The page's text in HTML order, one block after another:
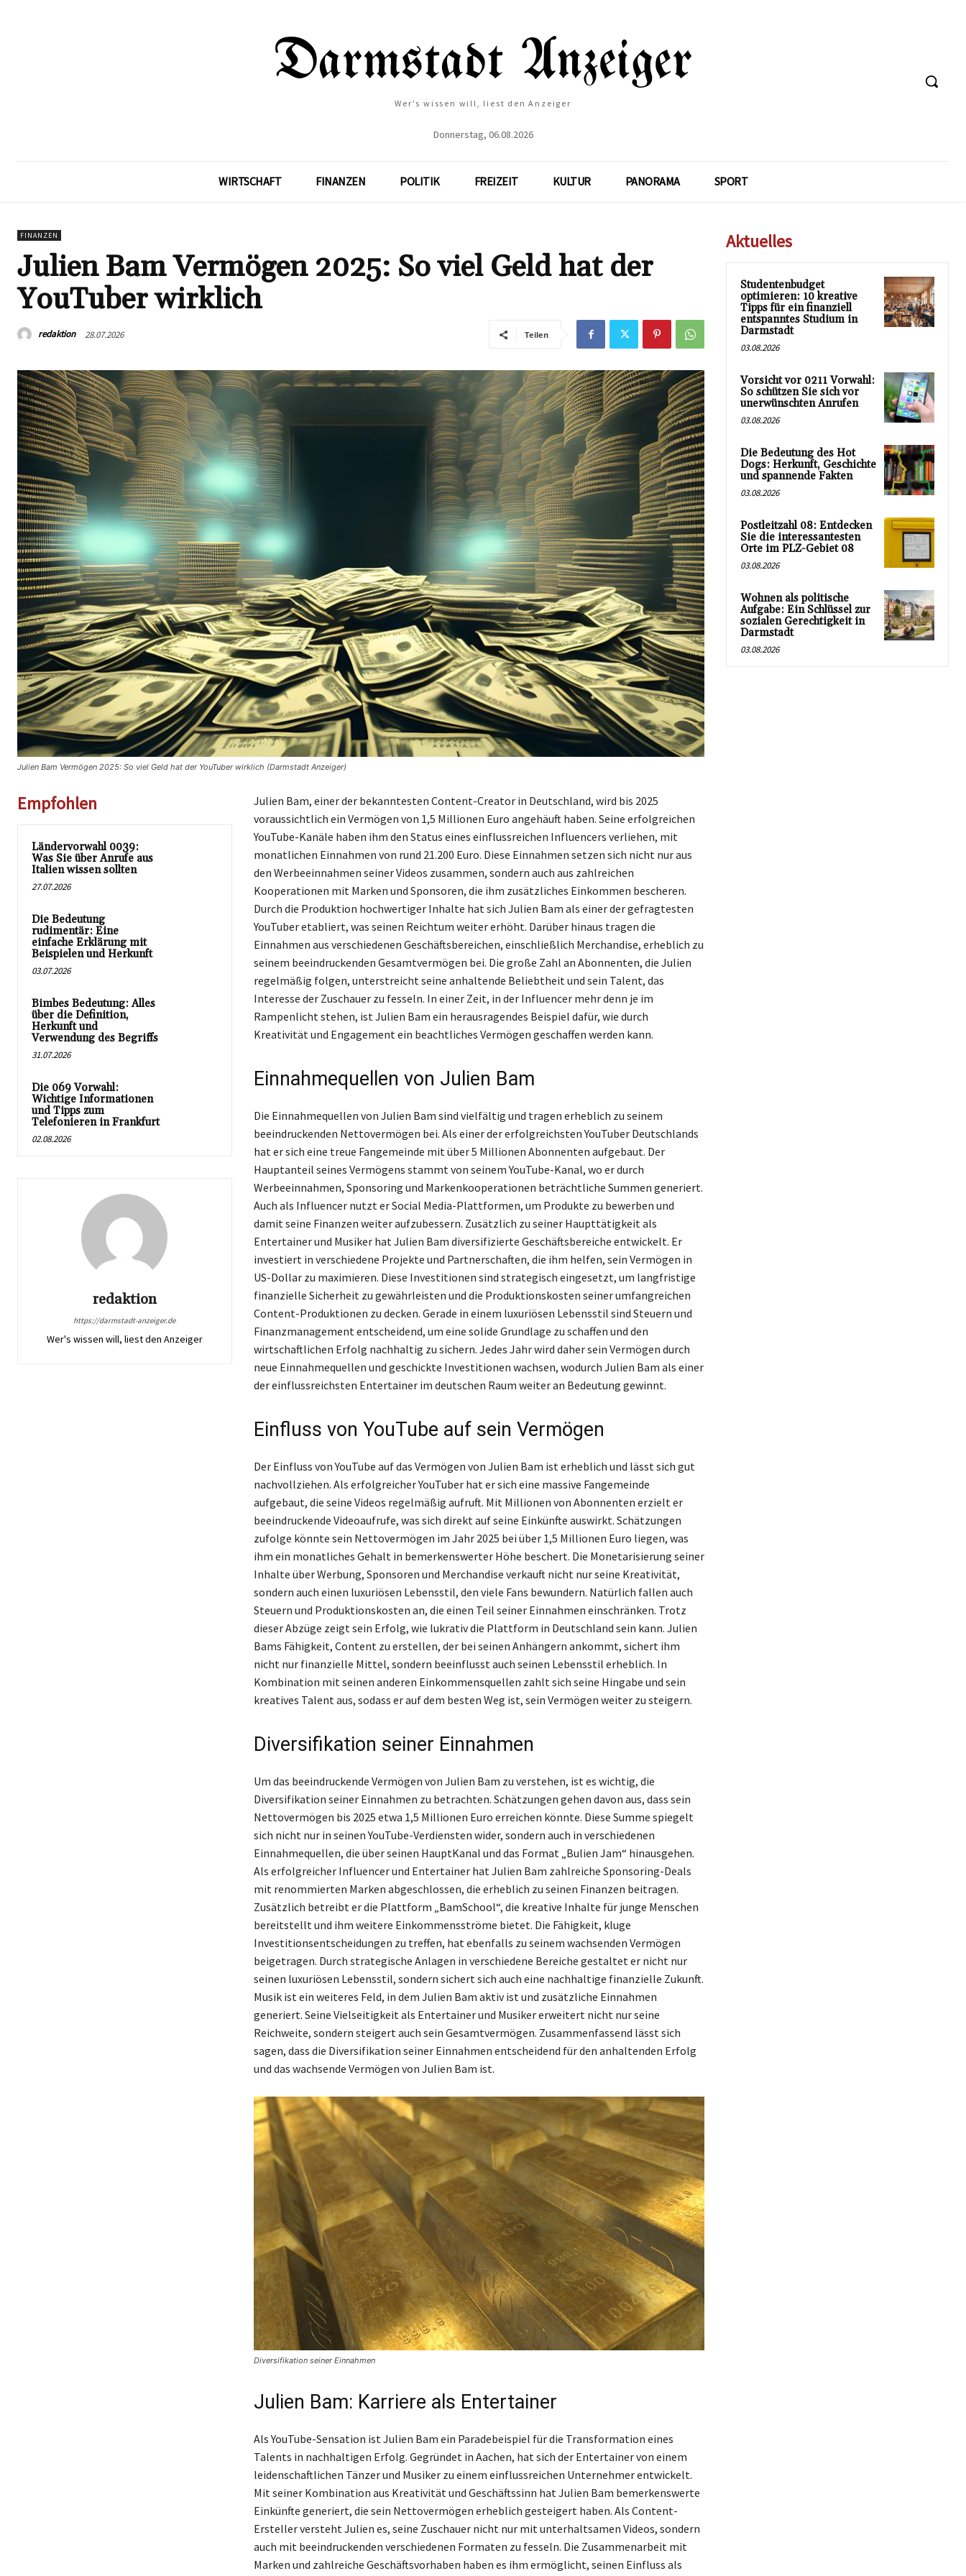
Wer's wissen will, liest den Anzeiger
Donnerstag, 06.08.2026
WIRTSCHAFT FINANZEN POLITIK FREIZEIT KULTUR PANORAMA SPORT
FINANZEN
Julien Bam Vermögen 2025: So viel Geld hat der
YouTuber wirklich
redaktion 28.07.2026 Teilen
Julien Bam Vermögen 2025: So viel Geld hat der YouTuber wirklich (Darmstadt Anzeiger)
Empfohlen
Ländervorwahl 0039:
Was Sie über Anrufe aus
Italien wissen sollten
27.07.2026
Die Bedeutung
rudimentär: Eine
einfache Erklärung mit
Beispielen und Herkunft
03.07.2026
Bimbes Bedeutung: Alles
über die Definition,
Herkunft und
Verwendung des Begriffs
31.07.2026
Die 069 Vorwahl:
Wichtige Informationen
und Tipps zum
Telefonieren in Frankfurt
02.08.2026
redaktion
https://darmstadt-anzeiger.de
Wer's wissen will, liest den Anzeiger
Julien Bam, einer der bekanntesten Content-Creator in Deutschland, wird bis 2025
voraussichtlich ein Vermögen von 1,5 Millionen Euro angehäuft haben. Seine erfolgreichen
YouTube-Kanäle haben ihm den Status eines einflussreichen Influencers verliehen, mit
monatlichen Einnahmen von rund 21.200 Euro. Diese Einnahmen setzen sich nicht nur aus
den Werbeeinnahmen seiner Videos zusammen, sondern auch aus zahlreichen
Kooperationen mit Marken und Sponsoren, die ihm zusätzliches Einkommen bescheren.
Durch die Produktion hochwertiger Inhalte hat sich Julien Bam als einer der gefragtesten
YouTuber etabliert, was seinen Reichtum weiter erhöht. Darüber hinaus tragen die
Einnahmen aus verschiedenen Geschäftsbereichen, einschließlich Merchandise, erheblich zu
seinem beeindruckenden Gesamtvermögen bei. Die große Zahl an Abonnenten, die Julien
regelmäßig folgen, unterstreicht seine anhaltende Beliebtheit und sein Talent, das
Interesse der Zuschauer zu fesseln. In einer Zeit, in der Influencer mehr denn je im
Rampenlicht stehen, ist Julien Bam ein herausragendes Beispiel dafür, wie durch
Kreativität und Engagement ein beachtliches Vermögen geschaffen werden kann.
Einnahmequellen von Julien Bam
Die Einnahmequellen von Julien Bam sind vielfältig und tragen erheblich zu seinem
beeindruckenden Nettovermögen bei. Als einer der erfolgreichsten YouTuber Deutschlands
hat er sich eine treue Fangemeinde mit über 5 Millionen Abonnenten aufgebaut. Der
Hauptanteil seines Vermögens stammt von seinem YouTube-Kanal, wo er durch
Werbeeinnahmen, Sponsoring und Markenkooperationen beträchtliche Summen generiert.
Auch als Influencer nutzt er Social Media-Plattformen, um Produkte zu bewerben und
damit seine Finanzen weiter aufzubessern. Zusätzlich zu seiner Haupttätigkeit als
Entertainer und Musiker hat Julien Bam diversifizierte Geschäftsbereiche entwickelt. Er
investiert in verschiedene Projekte und Partnerschaften, die ihm helfen, sein Vermögen in
US-Dollar zu maximieren. Diese Investitionen sind strategisch eingesetzt, um langfristige
finanzielle Sicherheit zu gewährleisten und die Produktionskosten seiner umfangreichen
Content-Produktionen zu decken. Gerade in einem luxuriösen Lebensstil sind Steuern und
Finanzmanagement entscheidend, um eine solide Grundlage zu schaffen und den
wirtschaftlichen Erfolg nachhaltig zu sichern. Jedes Jahr wird daher sein Vermögen durch
neue Einnahmequellen und geschickte Investitionen wachsen, wodurch Julien Bam als einer
der einflussreichsten Entertainer im deutschen Raum weiter an Bedeutung gewinnt.
Einfluss von YouTube auf sein Vermögen
Der Einfluss von YouTube auf das Vermögen von Julien Bam ist erheblich und lässt sich gut
nachvollziehen. Als erfolgreicher YouTuber hat er sich eine massive Fangemeinde
aufgebaut, die seine Videos regelmäßig aufruft. Mit Millionen von Abonnenten erzielt er
beeindruckende Videoaufrufe, was sich direkt auf seine Einkünfte auswirkt. Schätzungen
zufolge könnte sein Nettovermögen im Jahr 2025 bei über 1,5 Millionen Euro liegen, was
ihm ein monatliches Gehalt in bemerkenswerter Höhe beschert. Die Monetarisierung seiner
Inhalte über Werbung, Sponsoren und Merchandise verkauft nicht nur seine Kreativität,
sondern auch einen luxuriösen Lebensstil, den viele Fans bewundern. Natürlich fallen auch
Steuern und Produktionskosten an, die einen Teil seiner Einnahmen einschränken. Trotz
dieser Abzüge zeigt sein Erfolg, wie lukrativ die Plattform in Deutschland sein kann. Julien
Bams Fähigkeit, Content zu erstellen, der bei seinen Anhängern ankommt, sichert ihm
nicht nur finanzielle Mittel, sondern beeinflusst auch seinen Lebensstil erheblich. In
Kombination mit seinen anderen Einkommensquellen zahlt sich seine Hingabe und sein
kreatives Talent aus, sodass er auf dem besten Weg ist, sein Vermögen weiter zu steigern.
Diversifikation seiner Einnahmen
Um das beeindruckende Vermögen von Julien Bam zu verstehen, ist es wichtig, die
Diversifikation seiner Einnahmen zu betrachten. Schätzungen gehen davon aus, dass sein
Nettovermögen bis 2025 etwa 1,5 Millionen Euro erreichen könnte. Diese Summe spiegelt
sich nicht nur in seinen YouTube-Verdiensten wider, sondern auch in verschiedenen
Einnahmequellen, die über seinen HauptKanal und das Format „Bulien Jam“ hinausgehen.
Als erfolgreicher Influencer und Entertainer hat Julien Bam zahlreiche Sponsoring-Deals
mit renommierten Marken abgeschlossen, die erheblich zu seinen Finanzen beitragen.
Zusätzlich betreibt er die Plattform „BamSchool“, die kreative Inhalte für junge Menschen
bereitstellt und ihm weitere Einkommensströme bietet. Die Fähigkeit, kluge
Investitionsentscheidungen zu treffen, hat ebenfalls zu seinem wachsenden Vermögen
beigetragen. Durch strategische Anlagen in verschiedene Bereiche gestaltet er nicht nur
seinen luxuriösen Lebensstil, sondern sichert sich auch eine nachhaltige finanzielle Zukunft.
Musik ist ein weiteres Feld, in dem Julien Bam aktiv ist und zusätzliche Einnahmen
generiert. Seine Vielseitigkeit als Entertainer und Musiker erweitert nicht nur seine
Reichweite, sondern steigert auch sein Gesamtvermögen. Zusammenfassend lässt sich
sagen, dass die Diversifikation seiner Einnahmen entscheidend für den anhaltenden Erfolg
und das wachsende Vermögen von Julien Bam ist.
Diversifikation seiner Einnahmen
Julien Bam: Karriere als Entertainer
Als YouTube-Sensation ist Julien Bam ein Paradebeispiel für die Transformation eines
Talents in nachhaltigen Erfolg. Gegründet in Aachen, hat sich der Entertainer von einem
leidenschaftlichen Tänzer und Musiker zu einem einflussreichen Unternehmer entwickelt.
Mit seiner Kombination aus Kreativität und Geschäftssinn hat Julien Bam bemerkenswerte
Einkünfte generiert, die sein Nettovermögen erheblich gesteigert haben. Als Content-
Ersteller versteht Julien es, seine Zuschauer nicht nur mit unterhaltsamen Videos, sondern
auch mit beeindruckenden verschiedenen Formaten zu fesseln. Die Zusammenarbeit mit
Marken und zahlreiche Geschäftsvorhaben haben es ihm ermöglicht, seinen Einfluss als
Aktuelles
Studentenbudget
optimieren: 10 kreative
Tipps für ein finanziell
entspanntes Studium in
Darmstadt
03.08.2026
Vorsicht vor 0211 Vorwahl:
So schützen Sie sich vor
unerwünschten Anrufen
03.08.2026
Die Bedeutung des Hot
Dogs: Herkunft, Geschichte
und spannende Fakten
03.08.2026
Postleitzahl 08: Entdecken
Sie die interessantesten
Orte im PLZ-Gebiet 08
03.08.2026
Wohnen als politische
Aufgabe: Ein Schlüssel zur
sozialen Gerechtigkeit in
Darmstadt
03.08.2026